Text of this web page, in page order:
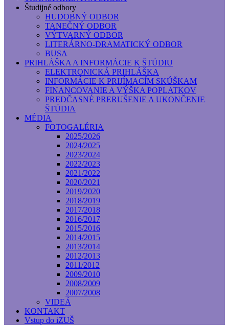
Študijné odbory
HUDOBNÝ ODBOR
TANEČNÝ ODBOR
VÝTVARNÝ ODBOR
LITERÁRNO-DRAMATICKÝ ODBOR
BUSA
PRIHLÁŠKA A INFORMÁCIE K ŠTÚDIU
ELEKTRONICKÁ PRIHLÁŠKA
INFORMÁCIE K PRIJÍMACÍM SKÚŠKAM
FINANCOVANIE A VÝŠKA POPLATKOV
PREDČASNÉ PRERUŠENIE A UKONČENIE
ŠTÚDIA
MÉDIA
FOTOGALÉRIA
2025/2026
2024/2025
2023/2024
2022/2023
2021/2022
2020/2021
2019/2020
2018/2019
2017/2018
2016/2017
2015/2016
2014/2015
2013/2014
2012/2013
2011/2012
2009/2010
2008/2009
2007/2008
VIDEÁ
KONTAKT
Vstup do iZUŠ